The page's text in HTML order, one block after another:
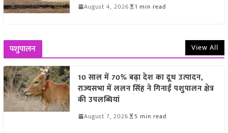
August 4, 2026 1 min read
पशुपालन View All
10 साल में 70% बढ़ा देश का दूध उत्पादन,
राज्यसभा में ललन सिंह ने गिनाईं पशुपालन क्षेत्र
की उपलब्धियां
August 7, 2026 5 min read